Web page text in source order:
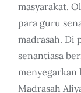
masyarakat.
para guru
madrasah. Di
senantiasa
menyegarkan
Madrasah